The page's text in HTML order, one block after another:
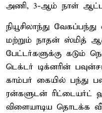
அணி, 3-ஆம் நாள்
நியூசிலாந்து
மற்றும் நாதன் ஸ்மித்
பேட்டர்களுக்கு கடும்
டெக்டர் டிக்னரின்
காம்பர் கையில் பந்து
ரன்களுடன் ரிட்டையர்ட்
விளையாடிய தொடக்க